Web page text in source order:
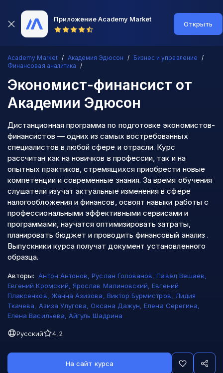
Приложение Academy Market
Открыть
Academy Market Академия Эдюсон
Бизнес и управление
Финансовая аналитика
Экономист-финансист от
Академии Эдюсон
Дистанционная программа по подготовке экономистов-
финансистов — одних из самых востребованных
специалистов в любой сфере и отрасли. Курс
рассчитан как на новичков в профессии, так и на
опытных практиков, стремящихся приобрести новые
компетенции и современные знания. За время обучения
слушатели изучат актуальные изменения в сфере
налогообложения и финансов, освоят навыки работы с
профессиональными эффективными сервисами и
программами, научатся оптимизировать затраты,
планировать бюджет и проводить финансовый анализ .
Выпускники курса получат документ установленного
образца.
Авторы: Антон Антонов Руслан Голованов Павел Вешаев
Евгений Кромский
Ярослав Малиновский
Евгений
Плаксенков
Жанна Азизова Виктор Бурмистров
Лидия
Ткачева
Азиза Улугова Оксана Дажун Елена Серегина
Елена Васильева
Айгуль Шадрина
Русский 4,2
На сайт курса